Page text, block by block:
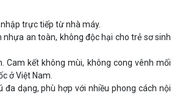
trực tiếp từ nhà máy.
nhựa an toàn, không độc hại cho trẻ sơ sinh
Cam kết không mùi, không cong vênh mối
ở Việt Nam.
đa dạng, phù hợp với nhiều phong cách nội